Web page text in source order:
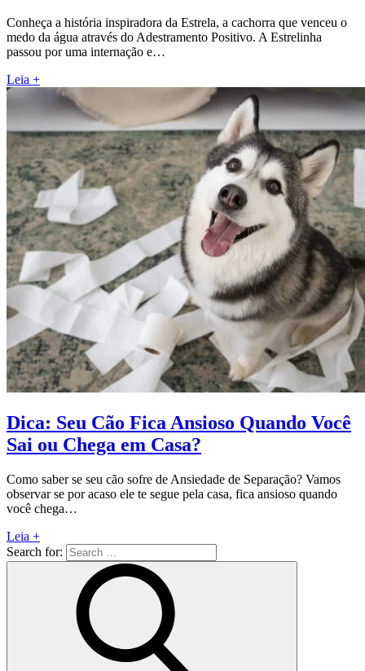
Conheça a história inspiradora da Estrela, a cachorra que venceu o
medo da água através do Adestramento Positivo. A Estrelinha
passou por uma internação e…
Leia +
Dica: Seu Cão Fica Ansioso Quando Você
Sai ou Chega em Casa?
Como saber se seu cão sofre de Ansiedade de Separação? Vamos
observar se por acaso ele te segue pela casa, fica ansioso quando
você chega…
Leia +
Search for: